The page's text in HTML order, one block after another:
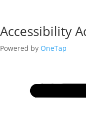
Accessibility
Powered by OneTap